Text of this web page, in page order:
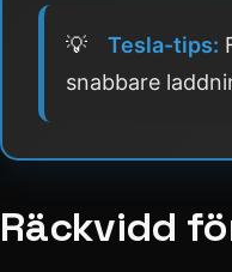
💡 Tesla-tips:
snabbare
Räckvidd